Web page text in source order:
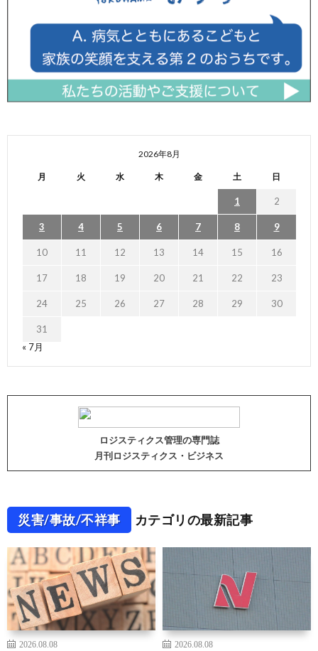
2026年8月
月 火 水 木 金 土 日
1 2
3 4 5 6 7 8 9
10 11 12 13 14 15 16
17 18 19 20 21 22 23
24 25 26 27 28 29 30
31
« 7月
ロジスティクス管理の専門誌
月刊ロジスティクス・ビジネス
災害/事故/不祥事 カテゴリの最新記事
2026.08.08
2026.08.08